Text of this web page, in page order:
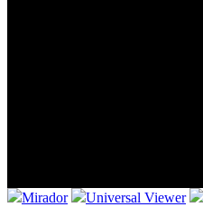
Mirador Universal Viewer